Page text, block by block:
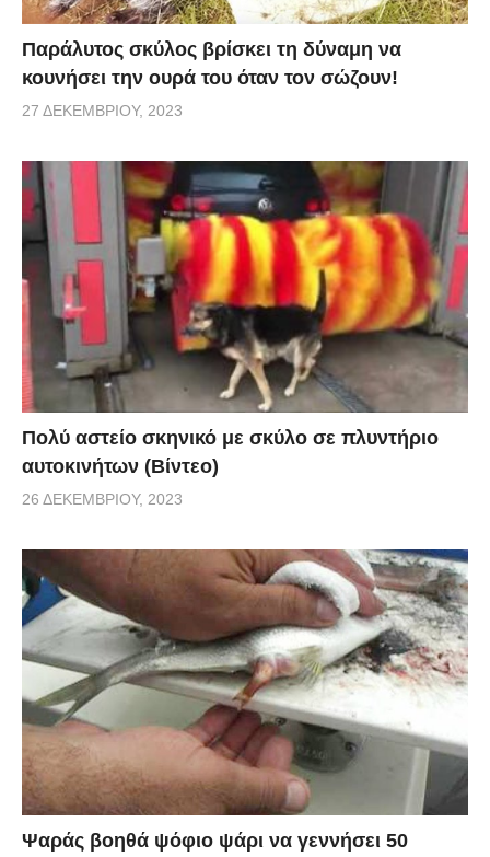
Παράλυτος σκύλος βρίσκει τη δύναμη να
κουνήσει την ουρά του όταν τον σώζουν!
27 ΔΕΚΕΜΒΡΊΟΥ, 2023
Πολύ αστείο σκηνικό με σκύλο σε πλυντήριο
αυτοκινήτων (Βίντεο)
26 ΔΕΚΕΜΒΡΊΟΥ, 2023
Ψαράς βοηθά ψόφιο ψάρι να γεννήσει 50